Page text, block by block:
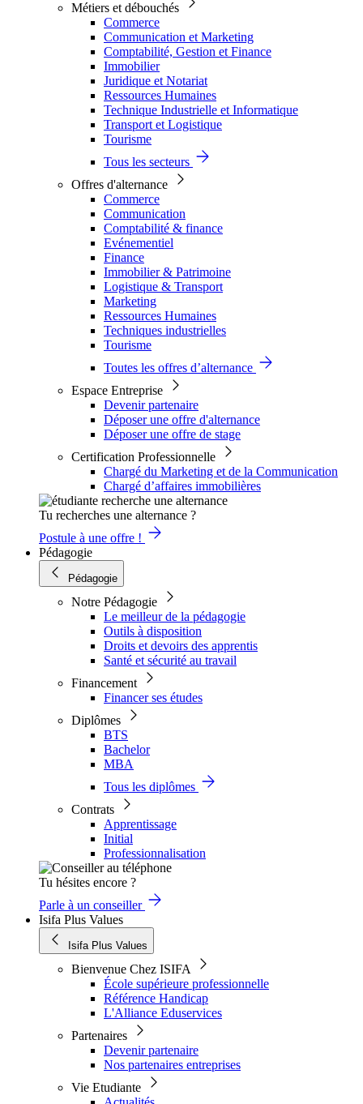
Métiers et débouchés
Commerce
Communication et Marketing
Comptabilité, Gestion et Finance
Immobilier
Juridique et Notariat
Ressources Humaines
Technique Industrielle et Informatique
Transport et Logistique
Tourisme
Tous les secteurs
Offres d'alternance
Commerce
Communication
Comptabilité & finance
Evénementiel
Finance
Immobilier & Patrimoine
Logistique & Transport
Marketing
Ressources Humaines
Techniques industrielles
Tourisme
Toutes les offres d’alternance
Espace Entreprise
Devenir partenaire
Déposer une offre d'alternance
Déposer une offre de stage
Certification Professionnelle
Chargé du Marketing et de la Communication
Chargé d’affaires immobilières
Tu recherches une alternance ?
Postule à une offre !
Pédagogie
Pédagogie
Notre Pédagogie
Le meilleur de la pédagogie
Outils à disposition
Droits et devoirs des apprentis
Santé et sécurité au travail
Financement
Financer ses études
Diplômes
BTS
Bachelor
MBA
Tous les diplômes
Contrats
Apprentissage
Initial
Professionnalisation
Tu hésites encore ?
Parle à un conseiller
Isifa Plus Values
Isifa Plus Values
Bienvenue Chez ISIFA
École supérieure professionnelle
Référence Handicap
L'Alliance Eduservices
Partenaires
Devenir partenaire
Nos partenaires entreprises
Vie Etudiante